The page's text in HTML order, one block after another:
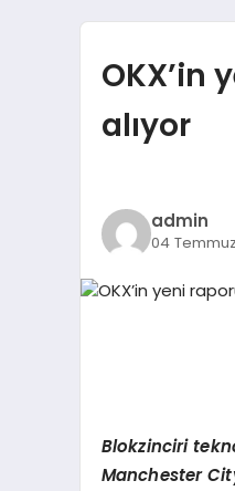
OKX’in
alıyor
admin
04
Blokzinciri
Manchester